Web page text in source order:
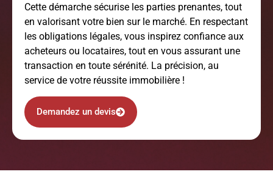
Cette démarche sécurise les parties prenantes, tout
en valorisant votre bien sur le marché. En respectant
les obligations légales, vous inspirez confiance aux
acheteurs ou locataires, tout en vous assurant une
transaction en toute sérénité. La précision, au
service de votre réussite immobilière !
Demandez un devis